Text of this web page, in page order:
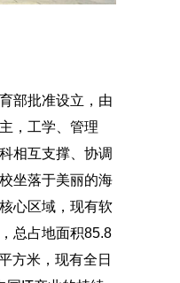
部批准设立，由
，工学、管理
相互支撑、协调
坐落于美丽的海
心区域，现有软
总占地面积85.8
方米，现有全日